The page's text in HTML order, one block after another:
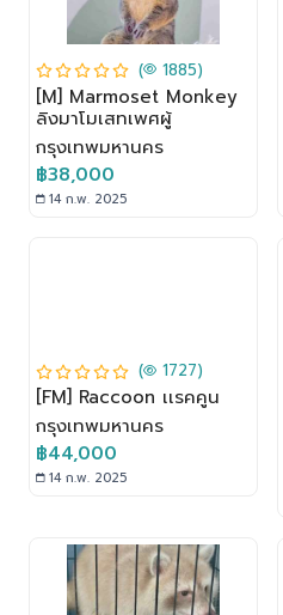
( 1885)
[M] Marmoset Monkey
ลิงมาโมเสทเพศผู้
กรุงเทพมหานคร
฿38,000
14 ก.พ. 2025
( 1727)
[FM] Raccoon เเรคคูน
กรุงเทพมหานคร
฿44,000
14 ก.พ. 2025